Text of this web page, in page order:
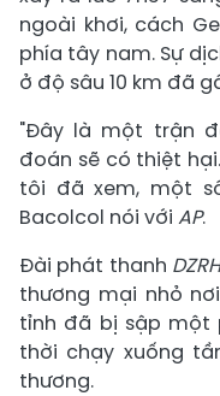
ngoài khơi, cách
phía tây nam. Sự
ở độ sâu 10 km đã
"Đây là một trận
đoán sẽ có thiệt
tôi đã xem, một
Bacolcol nói với AP.
Đài phát thanh
thương mại nhỏ
tỉnh đã bị sập một
thời chạy xuống
thương.